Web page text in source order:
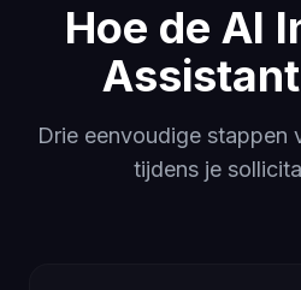
Hoe de AI
Drie eenvoudige stappen
tijdens je